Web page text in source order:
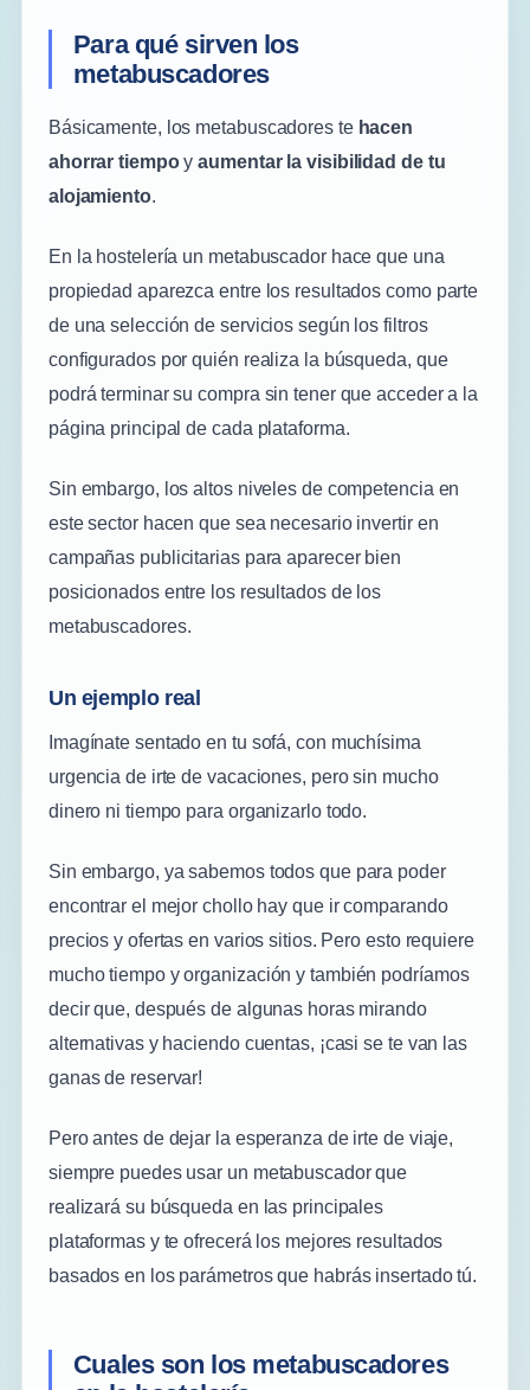
Para qué sirven los
metabuscadores
Básicamente, los metabuscadores te hacen
ahorrar tiempoy aumentar la visibilidad de tu
alojamiento.
En la hostelería un metabuscador hace que una
propiedad aparezca entre los resultados como parte
de una selección de servicios según los filtros
configurados por quién realiza la búsqueda, que
podrá terminar su compra sin tener que acceder a la
página principal de cada plataforma.
Sin embargo, los altos niveles de competencia en
este sector hacen que sea necesario invertir en
campañas publicitarias para aparecer bien
posicionados entre los resultados de los
metabuscadores.
Un ejemplo real
Imagínate sentado en tu sofá, con muchísima
urgencia de irte de vacaciones, pero sin mucho
dinero ni tiempo para organizarlo todo.
Sin embargo, ya sabemos todos que para poder
encontrar el mejor chollo hay que ir comparando
precios y ofertas en varios sitios. Pero esto requiere
mucho tiempo y organización y también podríamos
decir que, después de algunas horas mirando
alternativas y haciendo cuentas, ¡casi se te van las
ganas de reservar!
Pero antes de dejar la esperanza de irte de viaje,
siempre puedes usar un metabuscador que
realizará su búsqueda en las principales
plataformas y te ofrecerá los mejores resultados
basados en los parámetros que habrás insertado tú.
Cuales son los metabuscadores